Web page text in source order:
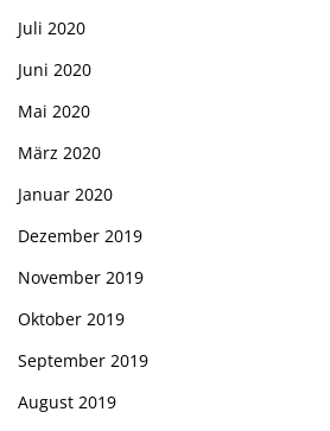
Juli 2020
Juni 2020
Mai 2020
März 2020
Januar 2020
Dezember 2019
November 2019
Oktober 2019
September 2019
August 2019